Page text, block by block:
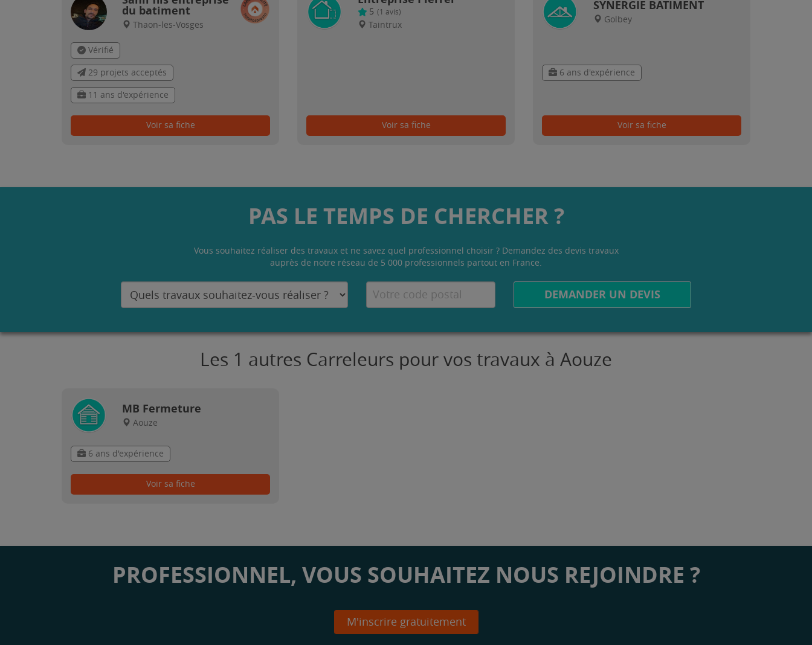
du batiment
Thaon-les-Vosges
Vérifié
29 projets acceptés
11 ans d'expérience
Voir sa fiche
5 (1 avis)
Taintrux
Voir sa fiche
SYNERGIE BATIMENT
Golbey
6 ans d'expérience
Voir sa fiche
PAS LE TEMPS DE CHERCHER ?
Vous souhaitez réaliser des travaux et ne savez quel professionnel choisir ? Demandez des devis travaux
auprès de notre réseau de 5 000 professionnels partout en France.
DEMANDER UN DEVIS
Les 1 autres Carreleurs pour vos travaux à Aouze
MB Fermeture
Aouze
6 ans d'expérience
Voir sa fiche
PROFESSIONNEL, VOUS SOUHAITEZ NOUS REJOINDRE ?
M'inscrire gratuitement